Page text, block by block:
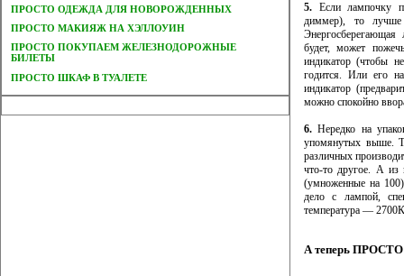
ПРОСТО ОДЕЖДА ДЛЯ НОВОРОЖДЕННЫХ
ПРОСТО МАКИЯЖ НА ХЭЛЛОУИН
ПРОСТО ПОКУПАЕМ ЖЕЛЕЗНОДОРОЖНЫЕ
БИЛЕТЫ
ПРОСТО ШКАФ В ТУАЛЕТЕ
5. Если лампочку
диммер), то лучше
Энергосберегающая
будет, может
индикатор (чтобы
годится. Или его
индикатор
можно спокойно
6. Нередко на
упомянутых выше.
различных
что-то другое. А из
(умноженные на
дело с лампой,
температура —
А теперь ПРОСТО